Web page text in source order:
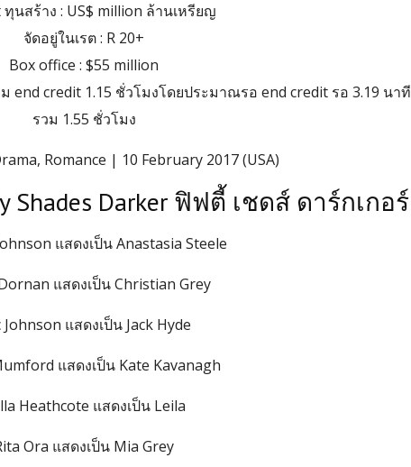
ทุนสร้าง : US$ million ล้านเหรียญ
จัดอยู่ในเรต : R 20+
Box office : $55 million
end credit 1.15 ชั่วโมงโดยประมาณรอ end credit รอ 3.19 นาที
รวม 1.55 ชั่วโมง
Romance | 10 February 2017 (USA)
Shades Darker ฟิฟตี้ เชดส์ ดาร์กเกอร์
แสดงเป็น Anastasia Steele
แสดงเป็น Christian Grey
Johnson แสดงเป็น Jack Hyde
แสดงเป็น Kate Kavanagh
Heathcote แสดงเป็น Leila
Ora แสดงเป็น Mia Grey